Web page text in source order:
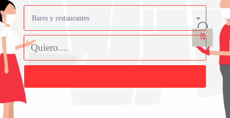
Bares y restaurantes